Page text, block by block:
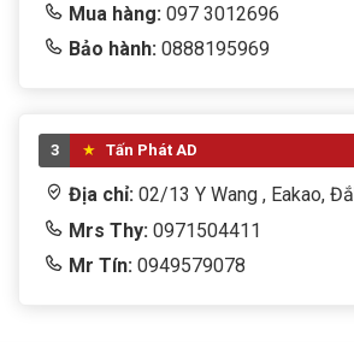
Mua hàng: 097 3012696
Bảo hành: 0888195969
3 Tấn Phát AD
Địa chỉ: 02/13 Y Wang , Eakao,
Mrs Thy: 0971504411
Mr Tín: 0949579078